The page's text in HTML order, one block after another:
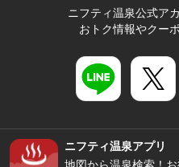
ニフティ温泉公式ア
おトク情報やクー
ニフティ温泉アプリ